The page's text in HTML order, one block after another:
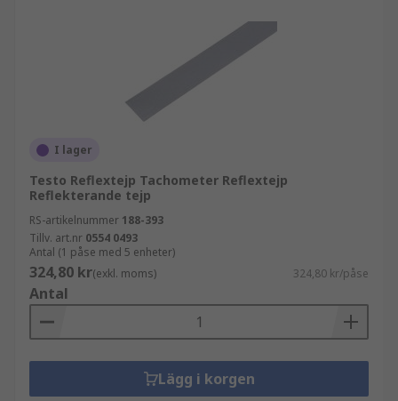
I lager
Testo Reflextejp Tachometer Reflextejp
Reflekterande tejp
RS-artikelnummer 188-393
Tillv. art.nr 0554 0493
Antal (1 påse med 5 enheter)
324,80 kr(exkl. moms) 324,80 kr/påse
Antal
Lägg i korgen